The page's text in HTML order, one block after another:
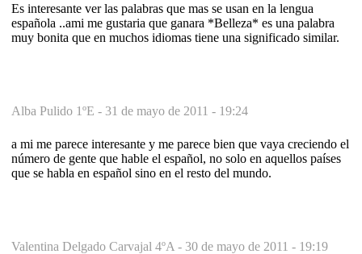
Es interesante ver las palabras que mas se usan en la lengua
española ..ami me gustaria que ganara *Belleza* es una palabra
muy bonita que en muchos idiomas tiene una significado similar.
Alba Pulido 1ºE - 31 de mayo de 2011 - 19:24
a mi me parece interesante y me parece bien que vaya creciendo el
número de gente que hable el español, no solo en aquellos países
que se habla en español sino en el resto del mundo.
Valentina Delgado Carvajal 4ºA - 30 de mayo de 2011 - 19:19